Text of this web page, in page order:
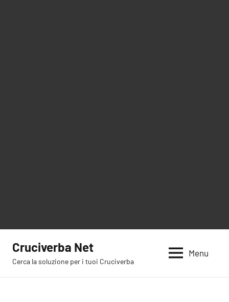
contenuto
Cruciverba Net
Cerca la soluzione per i tuoi Cruciverba
Menu